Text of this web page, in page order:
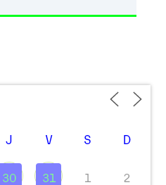
J V S D
30 31 1 2